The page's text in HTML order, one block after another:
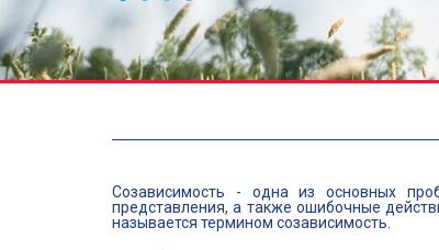
Созависимость - одна из основных
представления, а также ошибочные
называется термином созависимость.